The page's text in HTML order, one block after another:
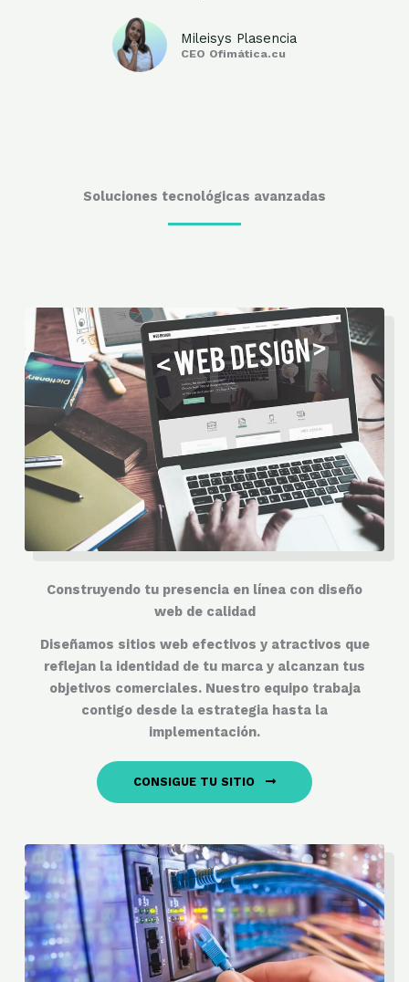
Mileisys Plasencia
CEO Ofimática.cu
Soluciones tecnológicas avanzadas
Construyendo tu presencia en línea con diseño
web de calidad
Diseñamos sitios web efectivos y atractivos que
reflejan la identidad de tu marca y alcanzan tus
objetivos comerciales. Nuestro equipo trabaja
contigo desde la estrategia hasta la
implementación.
CONSIGUE TU SITIO